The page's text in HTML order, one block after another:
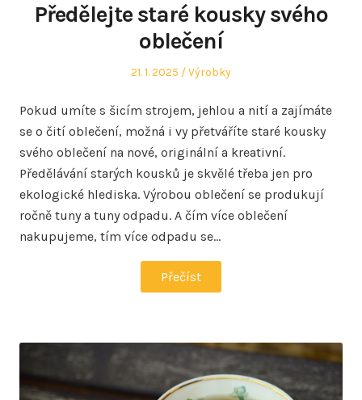
Předělejte staré kousky svého
oblečení
Posted
21. 1. 2025
Posted
Výrobky
Pokud umíte s šicím strojem, jehlou a nití a zajímáte
se o čití oblečení, možná i vy přetváříte staré kousky
svého oblečení na nové, originální a kreativní.
Předělávání starých kousků je skvělé třeba jen pro
ekologické hlediska. Výrobou oblečení se produkují
ročně tuny a tuny odpadu. A čím více oblečení
nakupujeme, tím více odpadu se…
Přečíst